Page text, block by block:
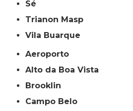
Sé
Trianon Masp
Vila Buarque
Aeroporto
Alto da Boa Vista
Brooklin
Campo Belo